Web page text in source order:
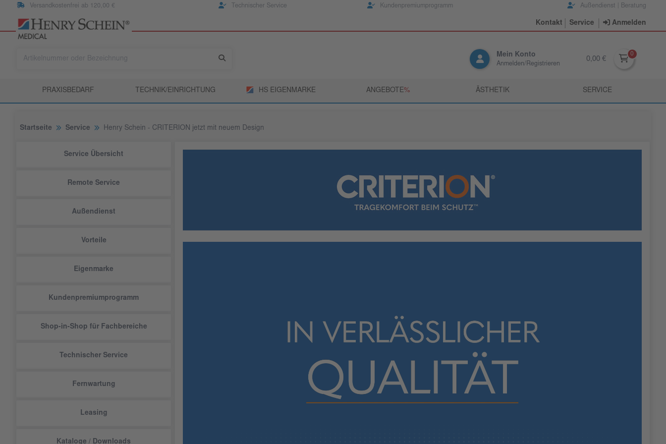
Versandkostenfrei ab 120,00 € Technischer Service Kundenpremiumprogramm Außendienst | Beratung
Kontakt Service Anmelden
Mein Konto
Anmelden/Registrieren
0,00 €
PRAXISBEDARF TECHNIK/EINRICHTUNG HS EIGENMARKE ANGEBOTE­% ÄSTHETIK SERVICE
Startseite Service Henry Schein - CRITERION jetzt mit neuem Design
Service Übersicht
Remote Service
Außendienst
Vorteile
Eigenmarke
Kundenpremiumprogramm
Shop-in-Shop für Fachbereiche
Technischer Service
Fernwartung
Leasing
Kataloge / Downloads